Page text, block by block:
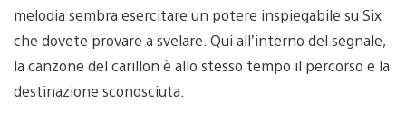
melodia sembra esercitare un potere inspiegabile su Six
che dovete provare a svelare. Qui all’interno del segnale,
la canzone del carillon è allo stesso tempo il percorso e la
destinazione sconosciuta.